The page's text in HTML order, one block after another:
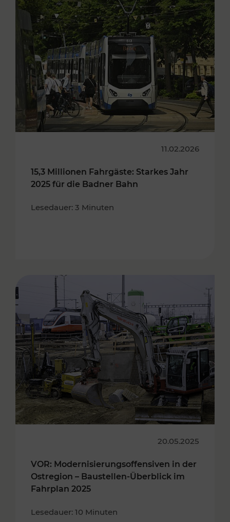
11.02.2026
15,3 Millionen Fahrgäste: Starkes Jahr
2025 für die Badner Bahn
Lesedauer: 3 Minuten
20.05.2025
VOR: Modernisierungsoffensiven in der
Ostregion – Baustellen-Überblick im
Fahrplan 2025
Lesedauer: 10 Minuten